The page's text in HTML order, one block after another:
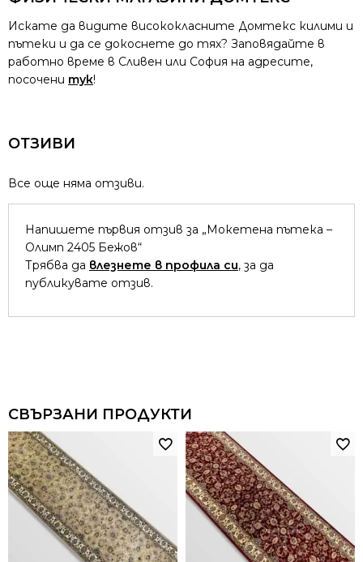
Искате да видите висококласните Домтекс килими и
пътеки и да се докоснете до тях? Заповядайте в
работно време в Сливен или София на адресите,
посочени тук!
ОТЗИВИ
Все още няма отзиви.
Напишете първия отзив за „Мокетена пътека –
Олимп 2405 Бежов“
Трябва да влезнете в профила си, за да
публикувате отзив.
СВЪРЗАНИ ПРОДУКТИ